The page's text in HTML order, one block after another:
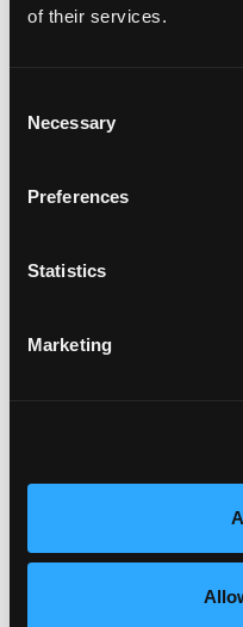
of their services.
Selection
Necessary
Preferences
Statistics
Marketing